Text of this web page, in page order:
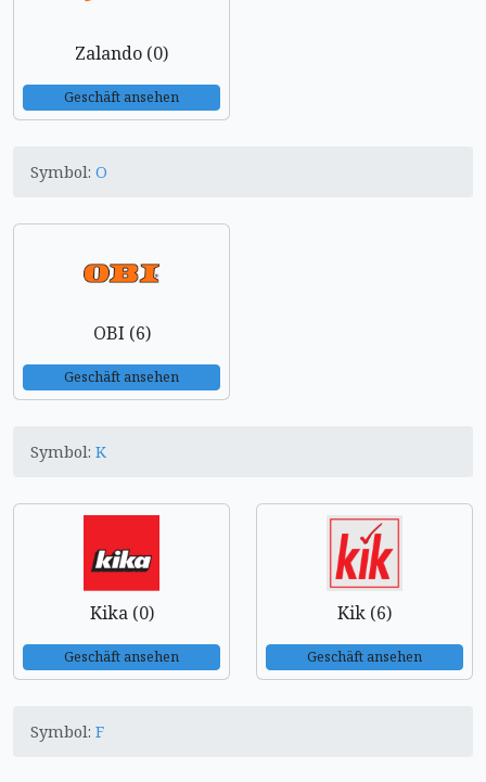
Zalando (0)
Geschäft ansehen
Symbol: O
OBI (6)
Geschäft ansehen
Symbol: K
Kika (0)
Geschäft ansehen
Kik (6)
Geschäft ansehen
Symbol: F